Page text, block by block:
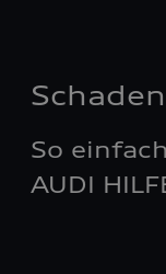
So
AUDI